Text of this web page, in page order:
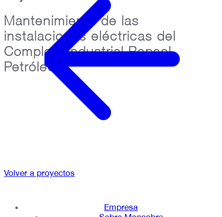
Mantenimiento de las
instalaciones eléctricas del
Complejo Industrial Repsol
Petróleo
Volver a proyectos
Empresa